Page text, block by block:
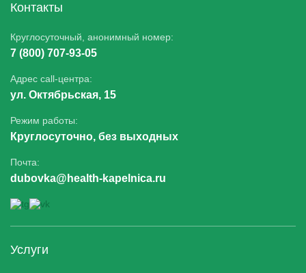
Услуги
Контакты
Круглосуточный, анонимный номер:
7 (800) 707-93-05
Адрес call-центра:
ул. Октябрьская, 15
Режим работы:
Круглосуточно, без выходных
Почта:
dubovka@health-kapelnica.ru